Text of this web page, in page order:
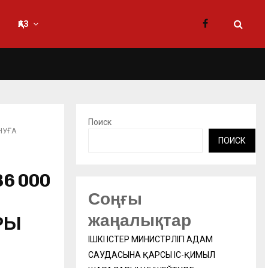
ҚАЗ
000
Поиск
ПОИСК
Соңғы
жаңалықтар
ІШКІ ІСТЕР МИНИСТРЛІГІ АДАМ
САУДАСЫНА ҚАРСЫ ІС-ҚИМЫЛ